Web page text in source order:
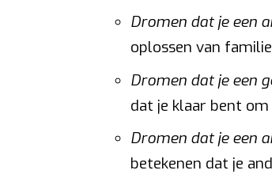
Dromen dat je een
oplossen van
Dromen dat je een
dat je klaar bent
Dromen dat je een
betekenen dat je